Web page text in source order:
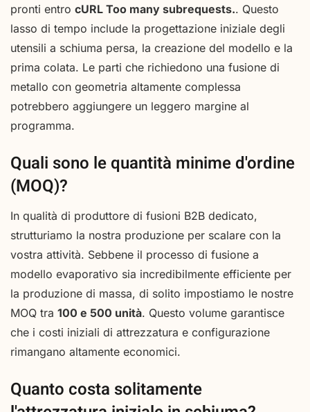
pronti entro cURL Too many subrequests.. Questo
lasso di tempo include la progettazione iniziale degli
utensili a schiuma persa, la creazione del modello e la
prima colata. Le parti che richiedono una fusione di
metallo con geometria altamente complessa
potrebbero aggiungere un leggero margine al
programma.
Quali sono le quantità minime d'ordine
(MOQ)?
In qualità di produttore di fusioni B2B dedicato,
strutturiamo la nostra produzione per scalare con la
vostra attività. Sebbene il processo di fusione a
modello evaporativo sia incredibilmente efficiente per
la produzione di massa, di solito impostiamo le nostre
MOQ tra 100 e 500 unità. Questo volume garantisce
che i costi iniziali di attrezzatura e configurazione
rimangano altamente economici.
Quanto costa solitamente